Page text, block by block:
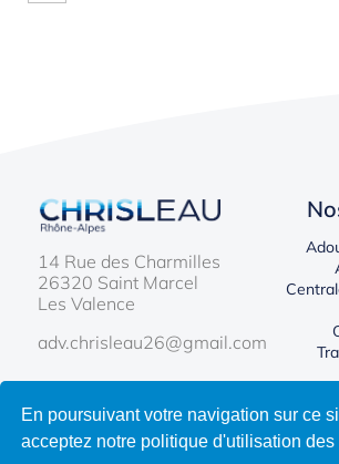
En poursuivant votre navigation sur ce
acceptez notre politique d'utilisation des
14 Rue des Charmilles
26320 Saint Marcel
Les Valence
adv.chrisleau26@gmail.com
Nous Contacter